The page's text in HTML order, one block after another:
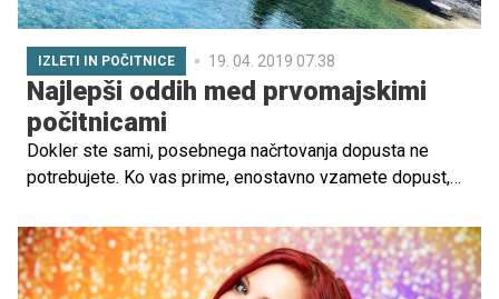
IZLETI IN POČITNICE 19. 04. 2019 07.38
Najlepši oddih med prvomajskimi
počitnicami
Dokler ste sami, posebnega načrtovanja dopusta ne
potrebujete. Ko vas prime, enostavno vzamete dopust,
zahteva nekoliko več organizacije in priprav, sploh če so
ti že nekoliko večji in jim hitro postane dolgčas. Ker so
prvomajski prazniki tako rekoč že za ovinkom, smo